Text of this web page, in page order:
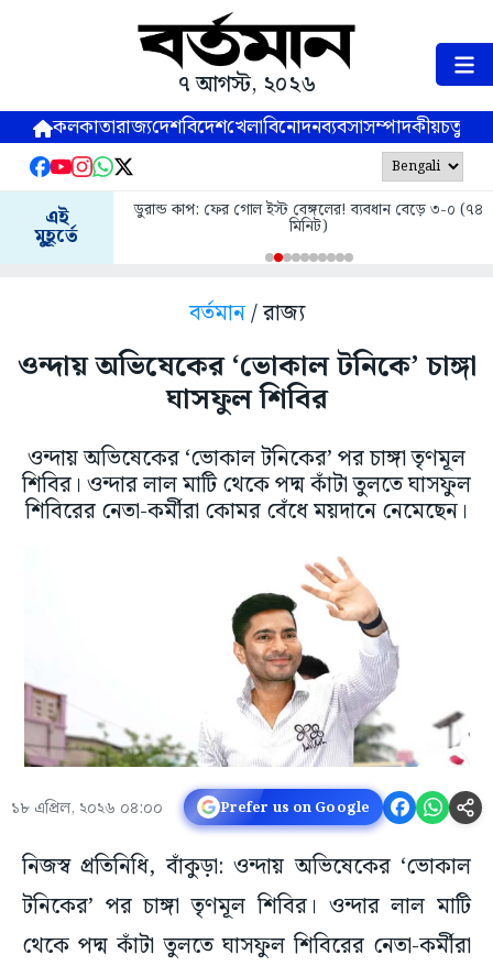
৭ আগস্ট, ২০২৬
কলকাতারাজ্যদেশবিদেশখেলাবিনোদনব্যবসাসম্পাদকীয়
এই
মুহূর্তে
ডুরান্ড কাপ: ফের গোল ইস্ট বেঙ্গলের! ব্যবধান বেড়ে ৩-০ (৭৪
মিনিট)
বর্তমান/ রাজ্য
ওন্দায় অভিষেকের ‘ভোকাল টনিকে’ চাঙ্গা
ঘাসফুল শিবির
ওন্দায় অভিষেকের ‘ভোকাল টনিকের’ পর চাঙ্গা তৃণমূল
শিবির। ওন্দার লাল মাটি থেকে পদ্ম কাঁটা তুলতে ঘাসফুল
শিবিরের নেতা-কর্মীরা কোমর বেঁধে ময়দানে নেমেছেন।
১৮ এপ্রিল, ২০২৬ ০৪:০০ Prefer us on Google
নিজস্ব প্রতিনিধি, বাঁকুড়া: ওন্দায় অভিষেকের ‘ভোকাল
টনিকের’ পর চাঙ্গা তৃণমূল শিবির। ওন্দার লাল মাটি
থেকে পদ্ম কাঁটা তুলতে ঘাসফুল শিবিরের নেতা-কর্মীরা